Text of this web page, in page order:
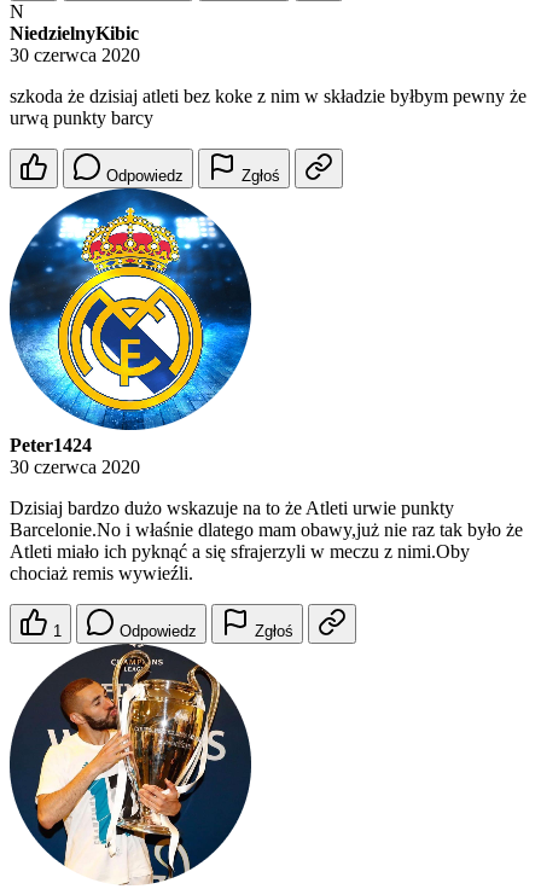
N
NiedzielnyKibic
30 czerwca 2020
szkoda że dzisiaj atleti bez koke z nim w składzie byłbym pewny że
urwą punkty barcy
Odpowiedz Zgłoś
Peter1424
30 czerwca 2020
Dzisiaj bardzo dużo wskazuje na to że Atleti urwie punkty
Barcelonie.No i właśnie dlatego mam obawy,już nie raz tak było że
Atleti miało ich pyknąć a się sfrajerzyli w meczu z nimi.Oby
chociaż remis wywieźli.
1 Odpowiedz Zgłoś